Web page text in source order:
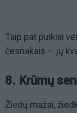
Taip pat puikiai
česnakais – jų
8. Krūmų
Žiedų mažai,